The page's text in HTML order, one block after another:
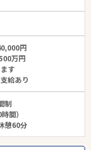
円
万円
す
給あり
制
間）
憩60分